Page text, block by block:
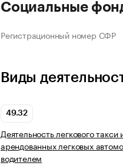
Социальные
Регистрационный номер СФР
Виды
49.32
Деятельность легкового такси
арендованных легковых
водителем